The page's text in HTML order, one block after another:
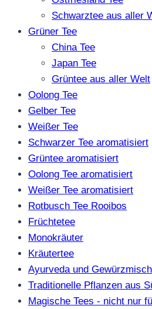
Schwarztee aus aller
Grüner Tee
China Tee
Japan Tee
Grüntee aus aller Welt
Oolong Tee
Gelber Tee
Weißer Tee
Schwarzer Tee aromatisiert
Grüntee aromatisiert
Oolong Tee aromatisiert
Weißer Tee aromatisiert
Rotbusch Tee Rooibos
Früchtetee
Monokräuter
Kräutertee
Ayurveda und
Traditionelle Pflanzen aus
Magische Tees - nicht nur